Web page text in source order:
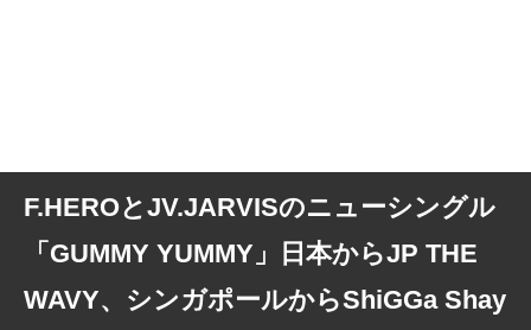
F.HEROとJV.JARVISのニューシングル
「GUMMY YUMMY」日本からJP THE
WAVY、シンガポールからShiGGa Shay